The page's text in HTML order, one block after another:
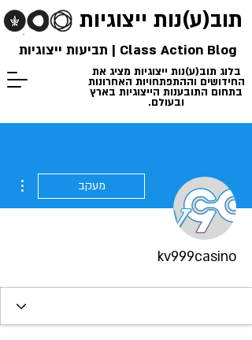
תוב(ע)נות ייצוגיות
בלוג תוב(ע)נות ייצוגיות מציג את
החידושים וההתפתחויות האחרונות
בתחום התובענות הייצוגיות בארץ
ובעולם.
Class Action Blog | תביעות ייצוגיות
מעקב
kv999casino